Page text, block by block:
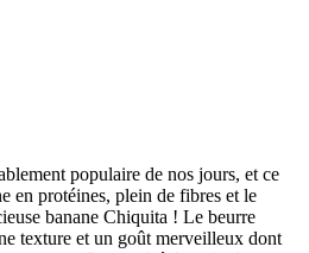
populaire de nos jours, et ce
en protéines, plein de fibres et le
banane Chiquita ! Le beurre
texture et un goût merveilleux dont